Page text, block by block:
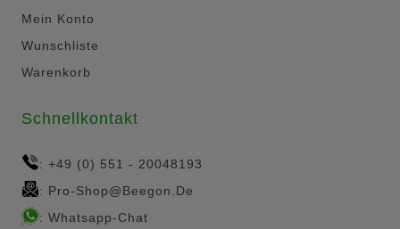
Mein Konto
Wunschliste
Warenkorb
Schnellkontakt
: +49 (0) 551 - 20048193
: Pro-Shop@beegon.de
: Whatsapp-Chat